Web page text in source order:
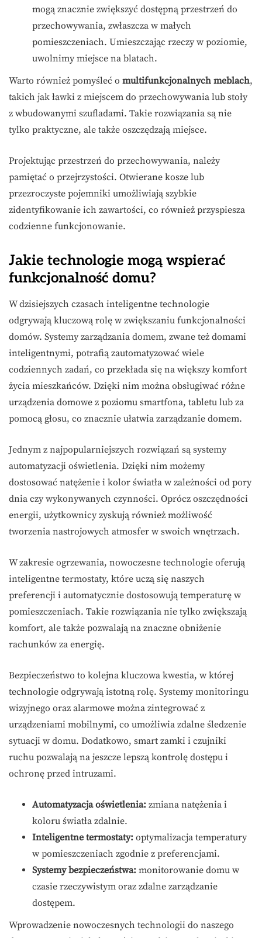
mogą znacznie zwiększyć dostępną przestrzeń do
przechowywania, zwłaszcza w małych
pomieszczeniach. Umieszczając rzeczy w poziomie,
uwolnimy miejsce na blatach.
Warto również pomyśleć o multifunkcjonalnych meblach,
takich jak ławki z miejscem do przechowywania lub stoły
z wbudowanymi szufladami. Takie rozwiązania są nie
tylko praktyczne, ale także oszczędzają miejsce.
Projektując przestrzeń do przechowywania, należy
pamiętać o przejrzystości. Otwierane kosze lub
przezroczyste pojemniki umożliwiają szybkie
zidentyfikowanie ich zawartości, co również przyspiesza
codzienne funkcjonowanie.
Jakie technologie mogą wspierać
funkcjonalność domu?
W dzisiejszych czasach inteligentne technologie
odgrywają kluczową rolę w zwiększaniu funkcjonalności
domów. Systemy zarządzania domem, zwane też domami
inteligentnymi, potrafią zautomatyzować wiele
codziennych zadań, co przekłada się na większy komfort
życia mieszkańców. Dzięki nim można obsługiwać różne
urządzenia domowe z poziomu smartfona, tabletu lub za
pomocą głosu, co znacznie ułatwia zarządzanie domem.
Jednym z najpopularniejszych rozwiązań są systemy
automatyzacji oświetlenia. Dzięki nim możemy
dostosować natężenie i kolor światła w zależności od pory
dnia czy wykonywanych czynności. Oprócz oszczędności
energii, użytkownicy zyskują również możliwość
tworzenia nastrojowych atmosfer w swoich wnętrzach.
W zakresie ogrzewania, nowoczesne technologie oferują
inteligentne termostaty, które uczą się naszych
preferencji i automatycznie dostosowują temperaturę w
pomieszczeniach. Takie rozwiązania nie tylko zwiększają
komfort, ale także pozwalają na znaczne obniżenie
rachunków za energię.
Bezpieczeństwo to kolejna kluczowa kwestia, w której
technologie odgrywają istotną rolę. Systemy monitoringu
wizyjnego oraz alarmowe można zintegrować z
urządzeniami mobilnymi, co umożliwia zdalne śledzenie
sytuacji w domu. Dodatkowo, smart zamki i czujniki
ruchu pozwalają na jeszcze lepszą kontrolę dostępu i
ochronę przed intruzami.
Automatyzacja oświetlenia: zmiana natężenia i
koloru światła zdalnie.
Inteligentne termostaty: optymalizacja temperatury
w pomieszczeniach zgodnie z preferencjami.
Systemy bezpieczeństwa: monitorowanie domu w
czasie rzeczywistym oraz zdalne zarządzanie
dostępem.
Wprowadzenie nowoczesnych technologii do naszego